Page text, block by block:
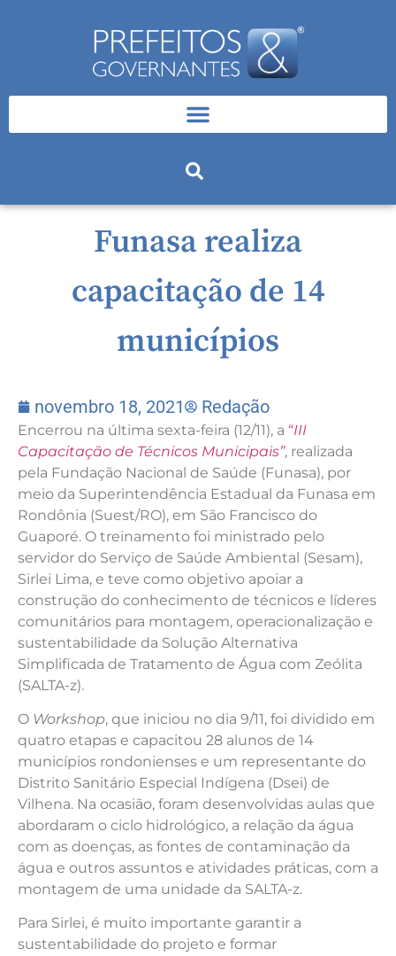
Funasa realiza
capacitação de 14
municípios
novembro 18, 2021 Redação
Encerrou na última sexta-feira (12/11), a “III
Capacitação de Técnicos Municipais”, realizada
pela Fundação Nacional de Saúde (Funasa), por
meio da Superintendência Estadual da Funasa em
Rondônia (Suest/RO), em São Francisco do
Guaporé. O treinamento foi ministrado pelo
servidor do Serviço de Saúde Ambiental (Sesam),
Sirlei Lima, e teve como objetivo apoiar a
construção do conhecimento de técnicos e líderes
comunitários para montagem, operacionalização e
sustentabilidade da Solução Alternativa
Simplificada de Tratamento de Água com Zeólita
(SALTA-z).
O Workshop, que iniciou no dia 9/11, foi dividido em
quatro etapas e capacitou 28 alunos de 14
municípios rondonienses e um representante do
Distrito Sanitário Especial Indígena (Dsei) de
Vilhena. Na ocasião, foram desenvolvidas aulas que
abordaram o ciclo hidrológico, a relação da água
com as doenças, as fontes de contaminação da
água e outros assuntos e atividades práticas, com a
montagem de uma unidade da SALTA-z.
Para Sirlei, é muito importante garantir a
sustentabilidade do projeto e formar